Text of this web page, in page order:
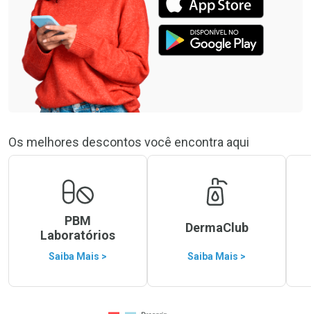
Os melhores descontos você encontra aqui
PBM
Laboratórios
Saiba Mais >
DermaClub
Saiba Mais >